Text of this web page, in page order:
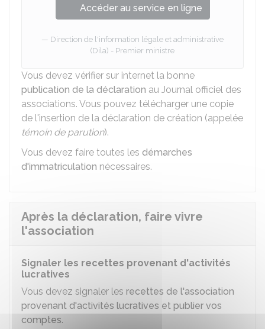
Accéder au service en ligne
Direction de l'information légale et administrative
(Dila) - Premier ministre
Vous devez vérifier sur internet la bonne
publication de la déclaration au Journal officiel des
associations. Vous pouvez télécharger une copie
de l'insertion de la déclaration de création (appelée
témoin de parution).
Vous devez faire toutes les démarches
d'immatriculation nécessaires.
Après la déclaration, faire vivre
l'association
Signaler les recettes provenant d'activités
lucratives
Vous devez signaler les recettes de l'association
provenant d'activités lucratives et publier vos
comptes.